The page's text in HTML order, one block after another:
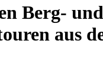
Berg- und
aus